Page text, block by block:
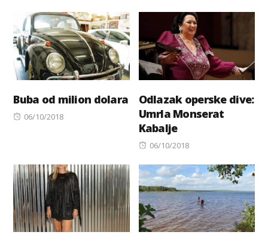
Buba od milion dolara
Posted
06/10/2018
Odlazak operske dive:
Umrla Monserat
Kabalje
Posted
06/10/2018